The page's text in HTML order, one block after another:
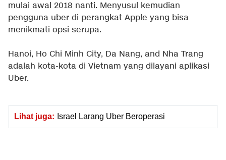
mulai awal 2018 nanti. Menyusul kemudian
pengguna uber di perangkat Apple yang bisa
menikmati opsi serupa.
Hanoi, Ho Chi Minh City, Da Nang, and Nha Trang
adalah kota-kota di Vietnam yang dilayani aplikasi
Uber.
Lihat juga: Israel Larang Uber Beroperasi